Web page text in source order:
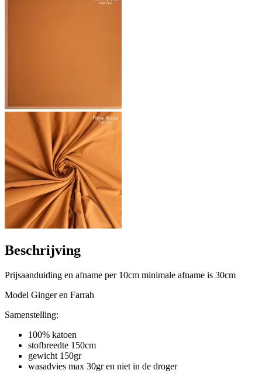
Beschrijving
Prijsaanduiding en afname per 10cm minimale afname is 30cm
Model Ginger en Farrah
Samenstelling:
100% katoen
stofbreedte 150cm
gewicht 150gr
wasadvies max 30gr en niet in de droger